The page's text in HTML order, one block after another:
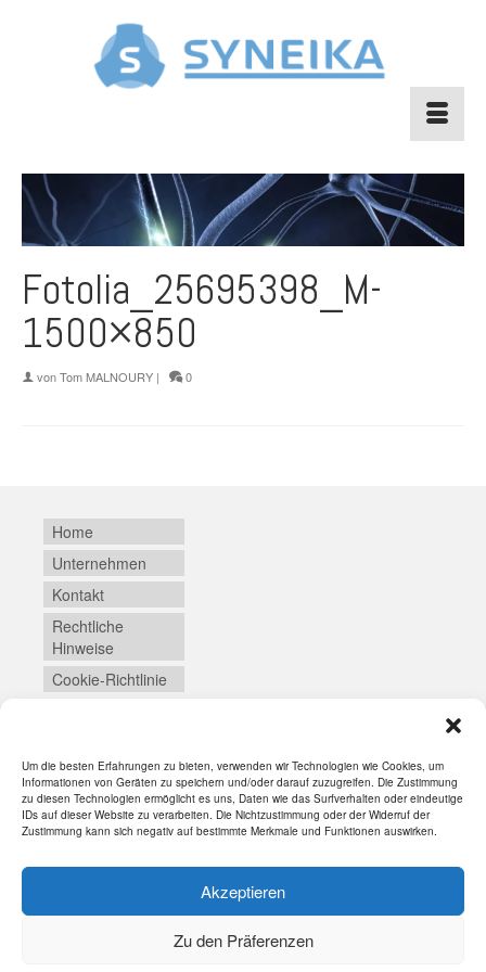
Um die besten Erfahrungen zu bieten, verwenden wir Technologien wie Cookies, um
Informationen von Geräten zu speichern und/oder darauf zuzugreifen. Die Zustimmung
zu diesen Technologien ermöglicht es uns, Daten wie das Surfverhalten oder eindeutige
IDs auf dieser Website zu verarbeiten. Die Nichtzustimmung oder der Widerruf der
Zustimmung kann sich negativ auf bestimmte Merkmale und Funktionen auswirken.
Akzeptieren
Zu den Präferenzen
Fotolia_25695398_M-
1500×850
vonTom MALNOURY | 0
Home
Unternehmen
Kontakt
Rechtliche
Hinweise
Cookie-Richtlinie
Login